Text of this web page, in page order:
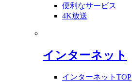
便利なサービス
4K放送
インターネット
インターネットTOP